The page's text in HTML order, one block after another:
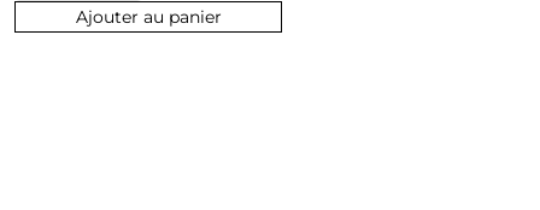
Ajouter au panier